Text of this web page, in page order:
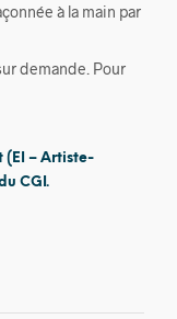
à la main par
demande. Pour
(EI – Artiste-
CGI.